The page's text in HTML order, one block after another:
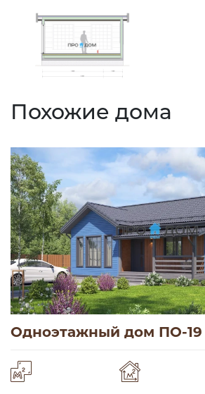
Похожие дома
Одноэтажный дом ПО-19